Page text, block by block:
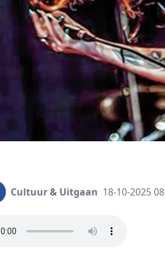
Cultuur & Uitgaan 18-10-2025